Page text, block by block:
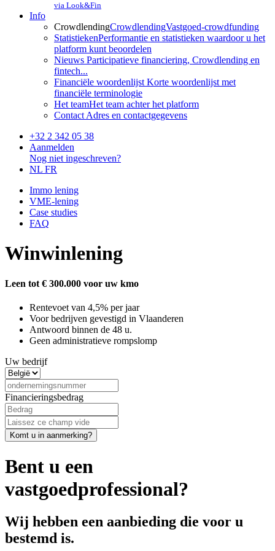
via Look&Fin
Info
CrowdlendingCrowdlendingVastgoed-crowdfunding
StatistiekenPerformantie en statistieken waardoor u het
platform kunt beoordelen
Nieuws Participatieve financiering, Crowdlending en
fintech...
Financiële woordenlijst Korte woordenlijst met
financiële terminologie
Het teamHet team achter het platform
Contact Adres en contactgegevens
+32 2 342 05 38
Aanmelden
Nog niet ingeschreven?
NL FR
Immo lening
VME-lening
Case studies
FAQ
Winwinlening
Leen tot € 300.000 voor uw kmo
Rentevoet van 4,5% per jaar
Voor bedrijven gevestigd in Vlaanderen
Antwoord binnen de 48 u.
Geen administratieve rompslomp
Uw bedrijf
Financieringsbedrag
Bent u een
vastgoedprofessional?
Wij hebben een aanbieding die voor u
bestemd is.